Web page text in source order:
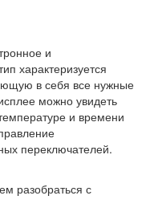
и
характеризуется
в себя все нужные
можно увидеть
и времени
переключателей.